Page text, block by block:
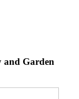
and Garden